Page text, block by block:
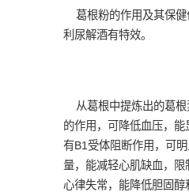
葛根粉的作用及其保健
利尿解酒有特效。
从葛根中提炼出的葛根
的作用，可降低血压，
有B1受体阻断作用，可
量，能减轻心肌缺血，
心律失常，能降低胆固